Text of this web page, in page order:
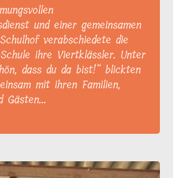
und einer gemeinsamen
verabschiedete die
ihre Viertklässler. Unter
dass du da bist!“ blickten
mit ihren Familien,
Gästen...